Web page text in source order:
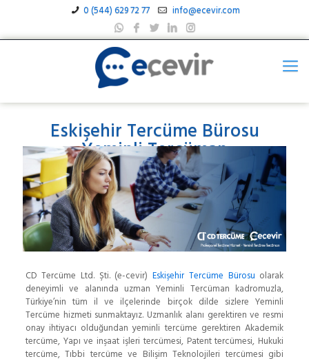
0 (544) 629 72 77 info@ecevir.com
Eskişehir Tercüme Bürosu
Yeminli Tercüman
CD Tercüme Ltd. Şti. (e-cevir)Eskişehir Tercüme Bürosu olarak
deneyimli ve alanında uzman Yeminli Tercüman kadromuzla,
Türkiye’nin tüm il ve ilçelerinde birçok dilde sizlere Yeminli
Tercüme hizmeti sunmaktayız. Uzmanlık alanı gerektiren ve resmi
onay ihtiyacı olduğundan yeminli tercüme gerektiren Akademik
tercüme, Yapı ve inşaat işleri tercümesi, Patent tercümesi, Hukuki
tercüme, Tıbbi tercüme ve Bilişim Teknolojileri tercümesi gibi